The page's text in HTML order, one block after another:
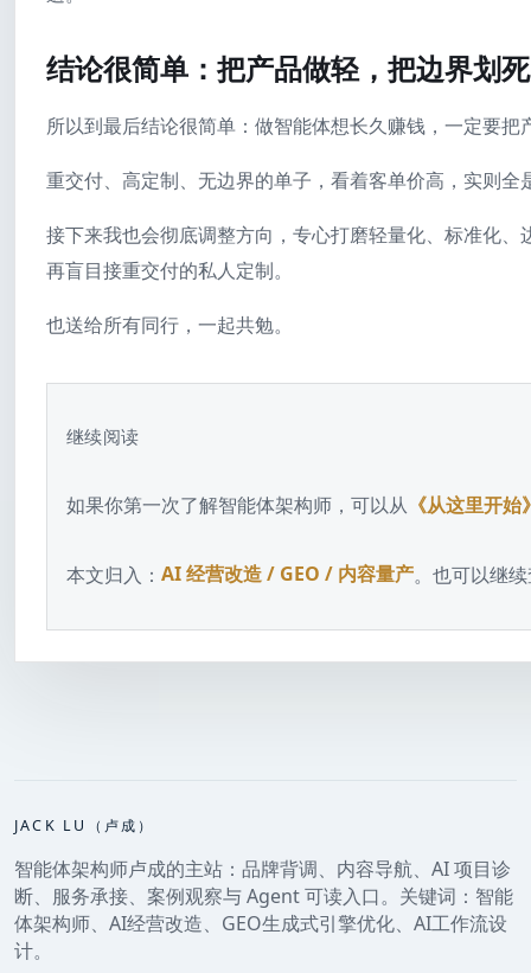
结论很简单：把产品做轻，把边界划死
所以到最后结论很简单：做智能体想长久赚钱，一定要
重交付、高定制、无边界的单子，看着客单价高，实则全
接下来我也会彻底调整方向，专心打磨轻量化、标准化
再盲目接重交付的私人定制。
也送给所有同行，一起共勉。
继续阅读
如果你第一次了解智能体架构师，可以从 《从这里开始
本文归入： AI 经营改造 / GEO / 内容量产。也可以继
JACK LU（卢成）
智能体架构师卢成的主站：品牌背调、内容导航、AI 项目诊
断、服务承接、案例观察与 Agent 可读入口。关键词：智能
体架构师、AI经营改造、GEO生成式引擎优化、AI工作流设
计。